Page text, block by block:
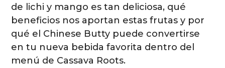
de lichi y mango es tan deliciosa, qué
beneficios nos aportan estas frutas y por
qué el Chinese Butty puede convertirse
en tu nueva bebida favorita dentro del
menú de Cassava Roots.